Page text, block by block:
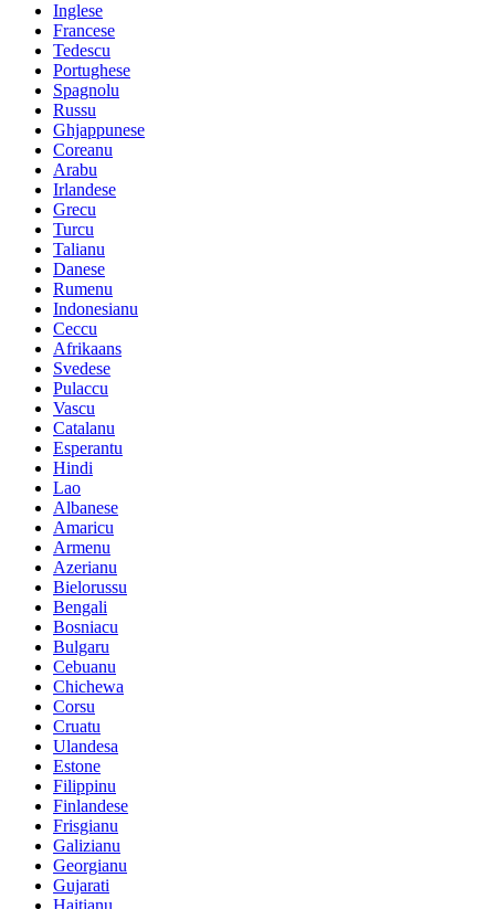
Inglese
Francese
Tedescu
Portughese
Spagnolu
Russu
Ghjappunese
Coreanu
Arabu
Irlandese
Grecu
Turcu
Talianu
Danese
Rumenu
Indonesianu
Ceccu
Afrikaans
Svedese
Pulaccu
Vascu
Catalanu
Esperantu
Hindi
Lao
Albanese
Amaricu
Armenu
Azerianu
Bielorussu
Bengali
Bosniacu
Bulgaru
Cebuanu
Chichewa
Corsu
Cruatu
Ulandesa
Estone
Filippinu
Finlandese
Frisgianu
Galizianu
Georgianu
Gujarati